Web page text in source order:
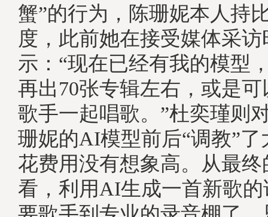
蟹”的行为，陈珊妮本人持
度，此前她在接受媒体采
示：“现在已经有我的模型
再出70张专辑左右，或是
歌手一起唱歌。”杜奕瑾则
珊妮的AI模型前后“调教”
花费用没有想象高。从最
看，利用AI生成一首新歌